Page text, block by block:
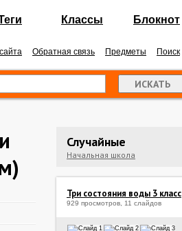
Классы Блокнот
Обратная связь Предметы Поиск
Случайные
Начальная школа
Три состояния воды 3 класс
929 просмотров, 11 слайдов